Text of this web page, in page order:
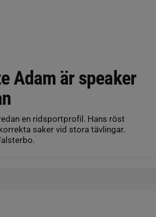
Adam är speaker
en ridsportprofil. Hans röst
saker vid stora tävlingar.